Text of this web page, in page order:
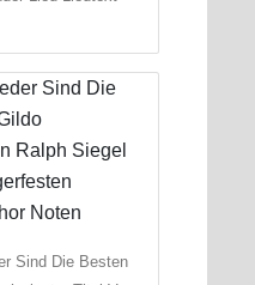
Sind Die Besten